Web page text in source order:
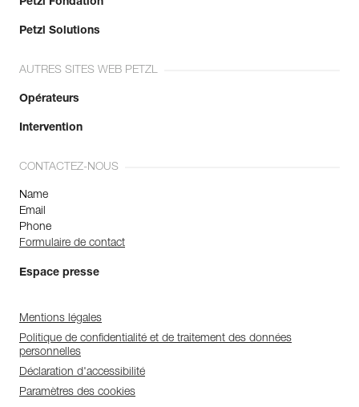
Petzl Fondation
Petzl Solutions
AUTRES SITES WEB PETZL
Opérateurs
Intervention
CONTACTEZ-NOUS
Name
Email
Phone
Formulaire de contact
Espace presse
Mentions légales
Politique de confidentialité et de traitement des données
personnelles
Déclaration d'accessibilité
Paramètres des cookies